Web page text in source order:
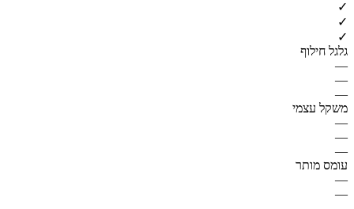
✓
✓
✓
גלגל חילוף
—
—
—
משקל עצמי
—
—
—
עומס מותר
—
—